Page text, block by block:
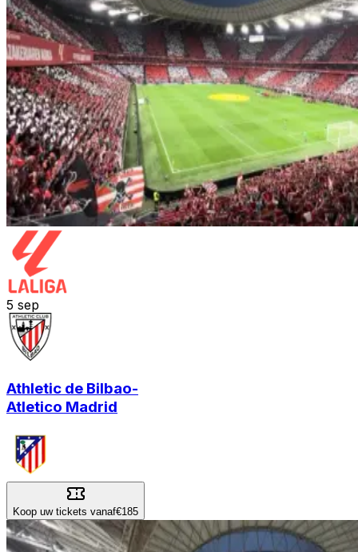
5 sep
Athletic de Bilbao-
Atletico Madrid
Koop uw tickets vanaf€185